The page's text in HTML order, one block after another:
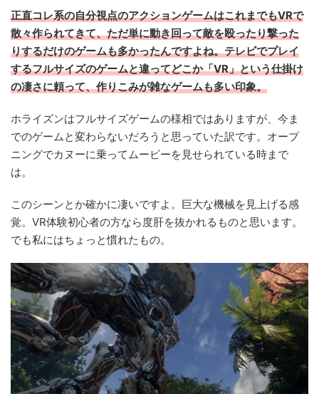
正直コレ系の自分視点のアクションゲームはこれまでもVRで
散々作られてきて、ただ単に動き回って敵を殴ったり撃った
りするだけのゲームも多かったんですよね。テレビでプレイ
するフルサイズのゲームと違ってどこか「VR」という仕掛け
の凄さに頼って、作りこみが雑なゲームも多い印象。
ホライズンはフルサイズゲームの様相ではありますが、今ま
でのゲームと変わらないだろうと思っていた訳です。オープ
ニングでカヌーに乗ってムービーを見せられている時まで
は。
このシーンとか確かに凄いですよ。巨大な機械を見上げる感
覚。VR体験初心者の方なら度肝を抜かれるものと思います。
でも私にはちょっと慣れたもの。